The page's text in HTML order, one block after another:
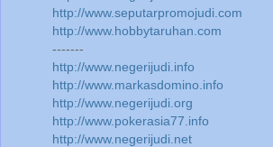
http://www.seputarpromojudi.com
http://www.hobbytaruhan.com
-------
http://www.negerijudi.info
http://www.markasdomino.info
http://www.negerijudi.org
http://www.pokerasia77.info
http://www.negerijudi.net